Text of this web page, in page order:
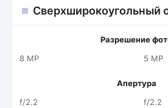
Сверхширокоугольный
Разрешение
8 MP
5 MP
Апертура
f/2.2
f/2.2